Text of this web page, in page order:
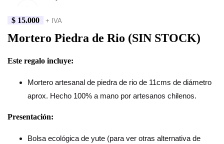
$ 15.000 + IVA
Mortero Piedra de Rio (SIN STOCK)
Este regalo incluye:
Mortero artesanal de piedra de rio de 11cms de diámetro
aprox. Hecho 100% a mano por artesanos chilenos.
Presentación:
Bolsa ecológica de yute (para ver otras alternativa de